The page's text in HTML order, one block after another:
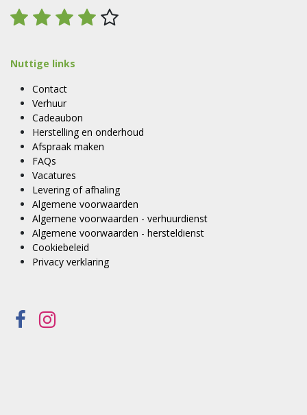
Nuttige links
Contact
Verhuur
Cadeaubon
Herstelling en onderhoud
Afspraak maken
FAQs
Vacatures
Levering of afhaling
Algemene voorwaarden
Algemene voorwaarden - verhuurdienst
Algemene voorwaarden - hersteldienst
Cookiebeleid
Privacy verklaring